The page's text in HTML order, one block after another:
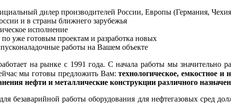
дилер производителей России, Европы (Германия,
и в страны ближнего зарубежья
исполнение
уже готовым проектам и разработка новых
работы на Вашем объекте
на рынке с 1991 года. С начала работы мы значительно
мы готовы предложить Вам:технологическое, емкостное и
нефти и металлические конструкции различного
безаварийной работы оборудования для нефтегазовых сред